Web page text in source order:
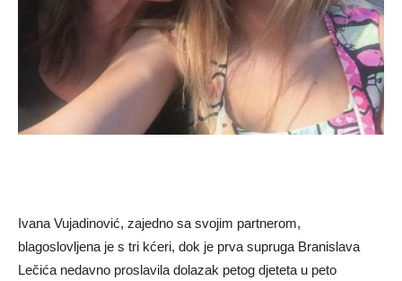
Ivana Vujadinović, zajedno sa svojim partnerom,
blagoslovljena je s tri kćeri, dok je prva supruga Branislava
Lečića nedavno proslavila dolazak petog djeteta u peto